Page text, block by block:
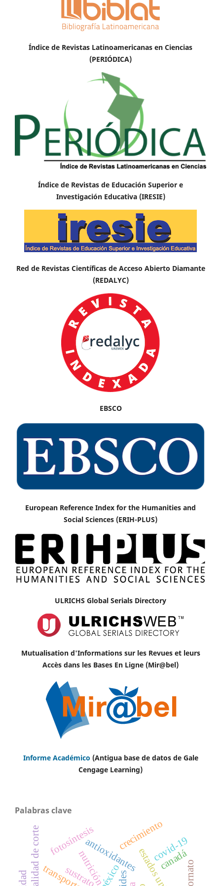
Índice de Revistas Latinoamericanas en Ciencias
(PERIÓDICA)
Índice de Revistas de Educación Superior e
Investigación Educativa (IRESIE)
Red de Revistas Científicas de Acceso Abierto Diamante
(REDALYC)
EBSCO
European Reference Index for the Humanities and
Social Sciences (ERIH-PLUS)
ULRICHS Global Serials Directory
Mutualisation d'Informations sur les Revues et leurs
Accès dans les Bases En Ligne (Mir@bel)
Informe Académico (Antigua base de datos de Gale
Cengage Learning)
Palabras clave
antioxidantes
méxico
canadá
calidad de corte crecimiento
fotosíntesis
nutrición
sustrato
covid-19